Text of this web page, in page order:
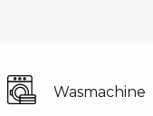
Wasmachine